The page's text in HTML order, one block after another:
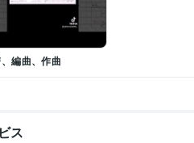
編曲、作曲
ス